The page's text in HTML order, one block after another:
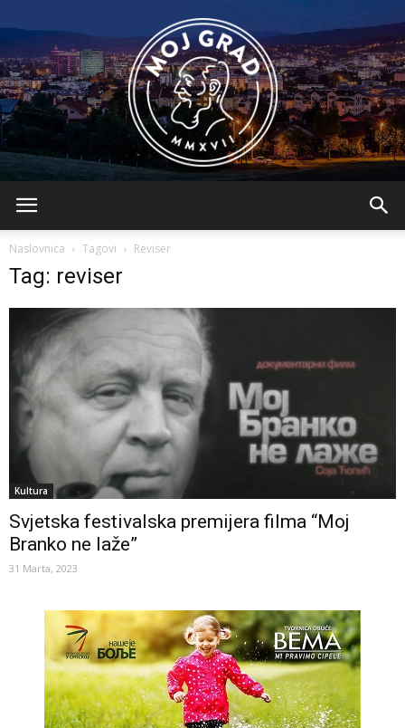
Naslovnica Tagovi Reviser
Tag: reviser
Kultura
Svjetska festivalska premijera filma “Moj
Branko ne laže”
31 Marta, 2023